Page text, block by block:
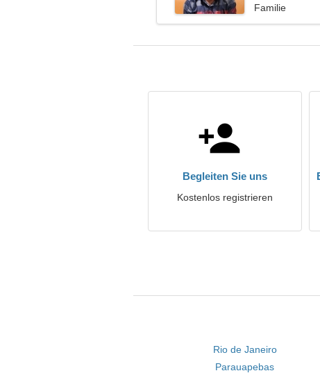
Familie
Begleiten Sie uns
Kostenlos registrieren
Rio de Janeiro
Parauapebas